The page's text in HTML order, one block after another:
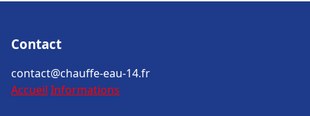
Contact
contact@chauffe-eau-14.fr
Accueil Informations